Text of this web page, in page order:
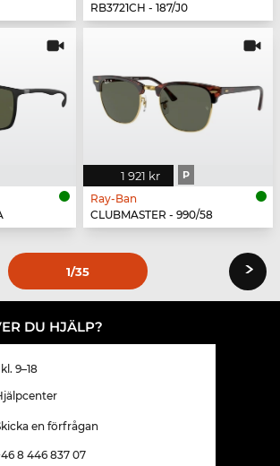
RB3721CH - 187/J0
1 921 kr P
Ray-Ban
CLUBMASTER - 990/58
1/35 ›
DU HJÄLP?
9–18
en förfrågan
8 446 837 07